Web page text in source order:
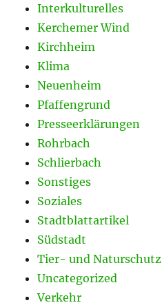
Interkulturelles
Kerchemer Wind
Kirchheim
Klima
Neuenheim
Pfaffengrund
Presseerklärungen
Rohrbach
Schlierbach
Sonstiges
Soziales
Stadtblattartikel
Südstadt
Tier- und Naturschutz
Uncategorized
Verkehr